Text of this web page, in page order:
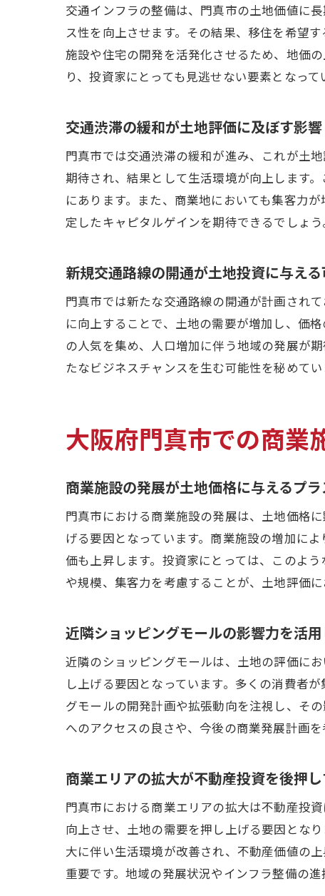
交通インフラの整備は、門真市の土地価値に
ス性を向上させます。その結果、移住を希望
施設や住宅の開発を活発化させるため、地価
り、投資家にとっても見逃せない要素となって
交通渋滞の緩和が土地評価に及ぼす影響
門真市では交通渋滞の緩和が進み、これが土
期待され、結果として生活環境が向上します
にあります。また、商業地においても集客力
定したキャピタルゲインを期待できるでしょう
新規交通路線の開通が土地投資に与え
門真市では新たな交通路線の開通が計画され
に向上することで、土地の需要が増加し、価
の人気を集め、人口増加に伴う地域の発展が
たなビジネスチャンスを生む可能性を秘めてい
大阪府門真市での商業
商業施設の発展が土地価格に与えるプ
門真市における商業施設の発展は、土地価格
げる要因となっています。商業施設の増加に
価も上昇します。投資家にとっては、このよ
や規模、集客力を考慮することが、土地評価
近隣ショッピングモールの影響力を活
近隣のショッピングモールは、土地の評価に
し上げる要因となっています。多くの消費者
グモールの開発計画や拡張動向を注視し、そ
へのアクセスの良さや、今後の商業発展計画を
商業エリアの拡大が不動産投資を後押
門真市における商業エリアの拡大は不動産投
向上させ、土地の需要を押し上げる要因とな
大に伴い生活環境が改善され、不動産価値の
重要です。地域の発展状況やインフラ整備の